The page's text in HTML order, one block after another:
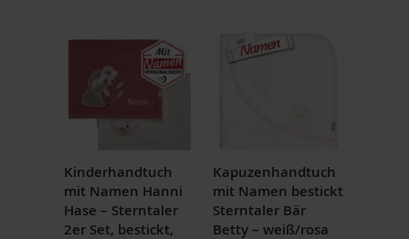
Kinderhandtuch
mit Namen Hanni
Hase – Sterntaler
2er Set, bestickt,
Kapuzenhandtuch
mit Namen bestickt
Sterntaler Bär
Betty – weiß/rosa